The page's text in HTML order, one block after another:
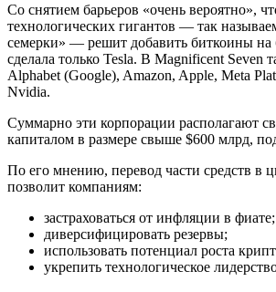
Со снятием барьеров «очень вероятно»,
технологических гигантов — так
семерки» — решит добавить биткоины на
сделала только Tesla. В Magnificent Seven
Alphabet (Google), Amazon, Apple, Meta
Nvidia.
Суммарно эти корпорации располагают
капиталом в размере свыше $600 млрд,
По его мнению, перевод части средств в
позволит компаниям:
застраховаться от инфляции в фиате;
диверсифицировать резервы;
использовать потенциал роста
укрепить технологическое